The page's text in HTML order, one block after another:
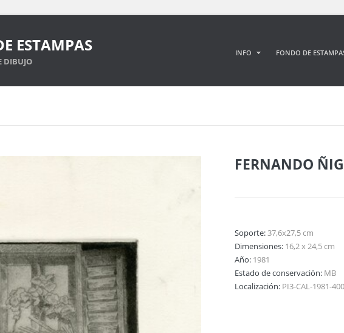
ESTAMPAS
DIBUJO
INFO FONDO DE
FERNANDO
Soporte:37,6x27,5 cm
Dimensiones: 16,2 x 24,5 cm
Año: 1981
Estado de conservación: MB
Localización: PI3-CAL-1981-400